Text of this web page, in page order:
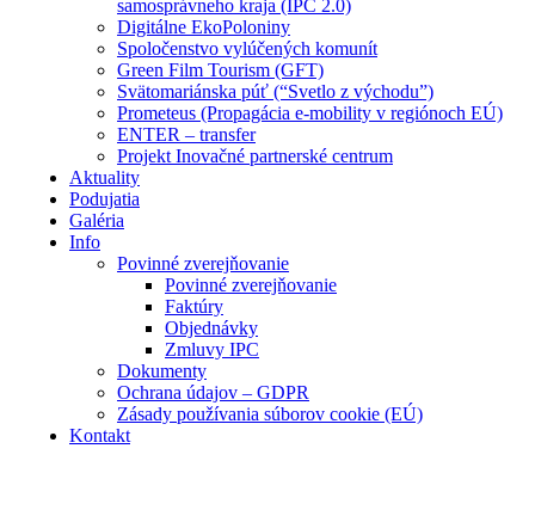
samosprávneho kraja (IPC 2.0)
Digitálne EkoPoloniny
Spoločenstvo vylúčených komunít
Green Film Tourism (GFT)
Svätomariánska púť (“Svetlo z východu”)
Prometeus (Propagácia e-mobility v regiónoch EÚ)
ENTER – transfer
Projekt Inovačné partnerské centrum
Aktuality
Podujatia
Galéria
Info
Povinné zverejňovanie
Povinné zverejňovanie
Faktúry
Objednávky
Zmluvy IPC
Dokumenty
Ochrana údajov – GDPR
Zásady používania súborov cookie (EÚ)
Kontakt